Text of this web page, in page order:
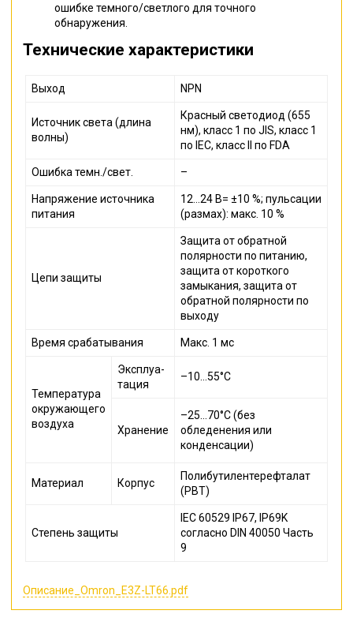
ошибке темного/светлого для точного
обнаружения.
Технические характеристики
Выход NPN
Источник света (длина
волны)
Красный светодиод (655
нм), класс 1 по JIS, класс 1
по IEC, класс II по FDA
Ошибка темн./свет. –
Напряжение источника
питания
12…24 В= ±10 %; пульсации
(размах): макс. 10 %
Цепи защиты
Защита от обратной
полярности по питанию,
защита от короткого
замыкания, защита от
обратной полярности по
выходу
Время срабатывания Макс. 1 мс
Температура
окружающего
воздуха
Эксплуа-
тация
–10…55°C
Хранение
–25…70°C (без
обледенения или
конденсации)
Материал Корпус
Полибутилентерефталат
(PBT)
Степень защиты
IEC 60529 IP67, IP69K
согласно DIN 40050 Часть
9
Описание_Omron_E3Z-LT66.pdf